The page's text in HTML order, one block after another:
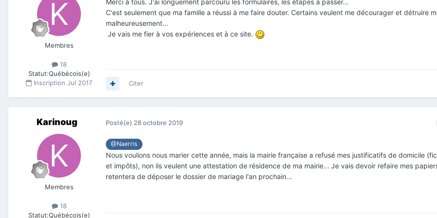
Membres
18
Statut:Québécois(e)
Inscription Jul 2017
Merci à tous. J'ai longuement parcouru les formulaires, les étapes à passer...
C'est seulement que ma famille a réussi à me faire douter. Certains veulent me décourager et détruire
malheureusement...
Je vais me fier à vos expériences et à ce site.
Citer
Karinoug
Membres
18
Statut:Québécois(e)
Posté(e) 28 octobre 2019
@Naerris
Nous voulions nous marier cette année, mais la mairie française a refusé mes justificatifs de domicile
et impôts), non ils veulent une attestation de résidence de ma mairie... Je vais devoir refaire mes
retentera de déposer le dossier de mariage l'an prochain...